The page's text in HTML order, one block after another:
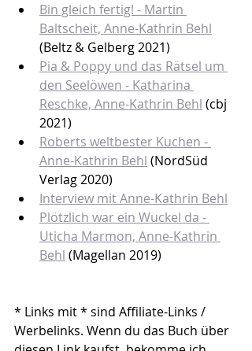
Bin gleich fertig! - Martin
Baltscheit, Anne-Kathrin Behl
(Beltz & Gelberg 2021)
Pia & Poppy und das Rätsel um
den Seelöwen - Katharina
Reschke, Anne-Kathrin Behl (cbj
2021)
Roberts weltbester Kuchen -
Anne-Kathrin Behl (NordSüd
Verlag 2020)
Interview mit Anne-Kathrin Behl
Plötzlich war ein Wuckel da -
Uticha Marmon, Anne-Kathrin
Behl (Magellan 2019)
* Links mit * sind Affiliate-Links /
Werbelinks. Wenn du das Buch über